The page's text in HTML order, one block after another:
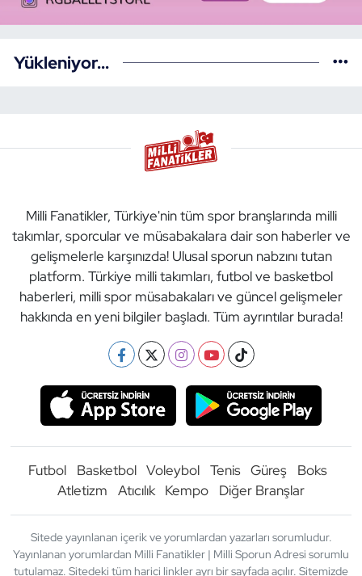
Yükleniyor...
Milli Fanatikler, Türkiye'nin tüm spor branşlarında milli
takımlar, sporcular ve müsabakalara dair son haberler ve
gelişmelerle karşınızda! Ulusal sporun nabzını tutan
platform. Türkiye milli takımları, futbol ve basketbol
haberleri, milli spor müsabakaları ve güncel gelişmeler
hakkında en yeni bilgiler başladı. Tüm ayrıntılar burada!
Futbol Basketbol Voleybol Tenis Güreş
Boks
Atletizm
Atıcılık Kempo Diğer Branşlar
Sitede yayınlanan içerik ve yorumlardan yazarları sorumludur.
Yayınlanan yorumlardan Milli Fanatikler | Milli Sporun Adresi sorumlu
tutulamaz. Sitedeki tüm harici linkler ayrı bir sayfada açılır. Sitemizde